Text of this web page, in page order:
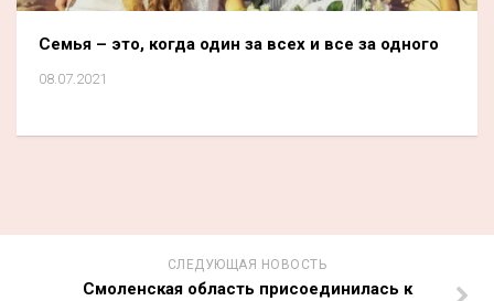
Семья – это, когда один за всех и все за одного
08.07.2021
СЛЕДУЮЩАЯ НОВОСТЬ
Смоленская область присоединилась к